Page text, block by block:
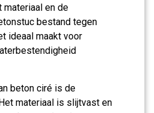
materiaal en de
bestand tegen
ideaal maakt voor
beton ciré is de
materiaal is slijtvast en